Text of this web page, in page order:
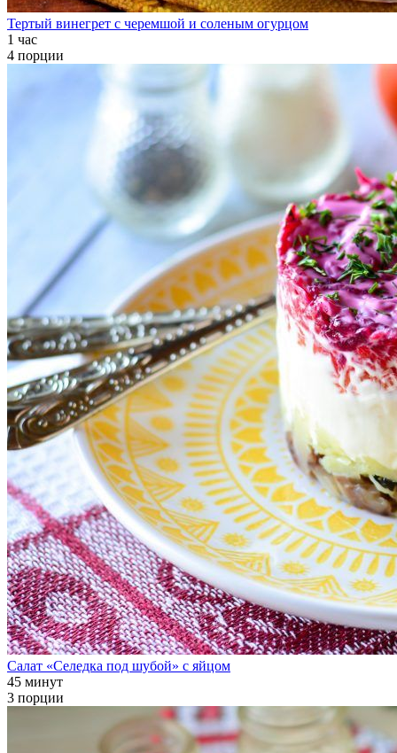
Тертый винегрет с черемшой и соленым огурцом
1 час
4 порции
Салат «Селедка под шубой» с яйцом
45 минут
3 порции